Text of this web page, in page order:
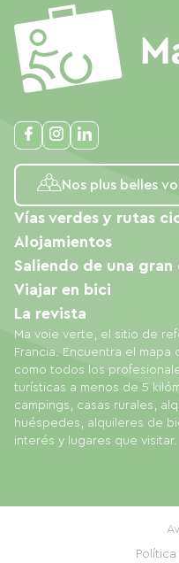
Nos plus belles
Ma voie verte, el sitio de
Francia. Encuentra el mapa
como todos los
turísticas a menos de 5
campings, casas rurales,
huéspedes, alquileres de
interés y lugares que visitar.
Vías verdes y rutas
Alojamientos
Saliendo de una gran
Viajar en bici
La revista